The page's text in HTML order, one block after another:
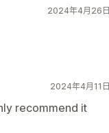
2024年4月26日
2024年4月11日
recommend it